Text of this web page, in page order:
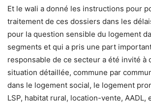
Et le wali a donné les instructions pour
traitement de ces dossiers dans les
pour la question sensible du logement
segments et qui a pris une part
responsable de ce secteur a été invité à
situation détaillée, commune par
dans le logement social, le logement
LSP, habitat rural, location-vente, AADL,